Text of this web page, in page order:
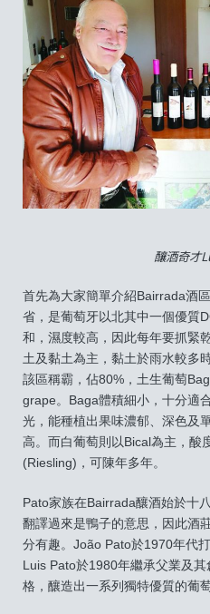
釀酒奇才
首先為大家簡單介紹Bairrada酒
省，是葡萄牙以北其中一個優質
和，濕度較高，因此每年要抓緊
土及黏土為主，黏土於雨水較多
該區稱霸，佔80%，土生葡萄
grape。Baga體積細小，十分適
光，能種植出果味濃郁、深色及
高。而白葡萄則以Bical為主，酸
(Riesling)，可陳年多年。
Pato家族在Bairrada釀酒始於十
翻譯過來是鴨子的意思，因此酒
分有趣。João Pato於1970年代
Luis Pato於1980年繼承父業及
格，釀造出一系列獨特優質的葡